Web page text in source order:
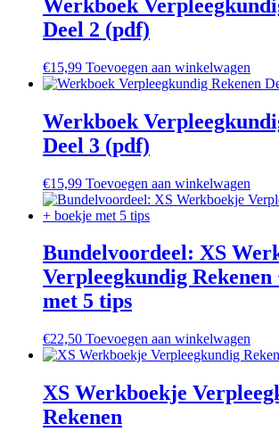
Werkboek
Deel 2 (pdf)
€15,99 Toevoegen aan winkelwagen
Werkboek
Deel 3 (pdf)
€15,99 Toevoegen aan winkelwagen
Bundelvoordeel: XS
Verpleegkundig Rekenen
met 5 tips
€22,50 Toevoegen aan winkelwagen
XS Werkboekje
Rekenen